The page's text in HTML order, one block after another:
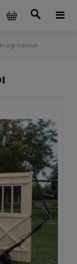
ogrodowe